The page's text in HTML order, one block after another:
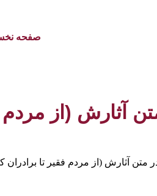
صفحه
آثارش (از مردم
متن آثارش (از مردم فقیر تا برادران